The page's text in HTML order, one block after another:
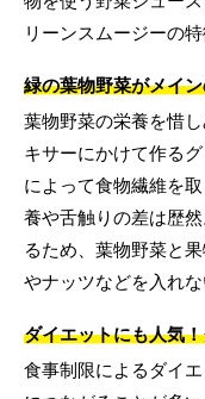
リーンスムージーの特
緑の葉物野菜がメイ
葉物野菜の栄養を惜
キサーにかけて作る
によって食物繊維を
養や舌触りの差は歴
るため、葉物野菜と
やナッツなどを入れ
ダイエットにも人気
食事制限によるダイ